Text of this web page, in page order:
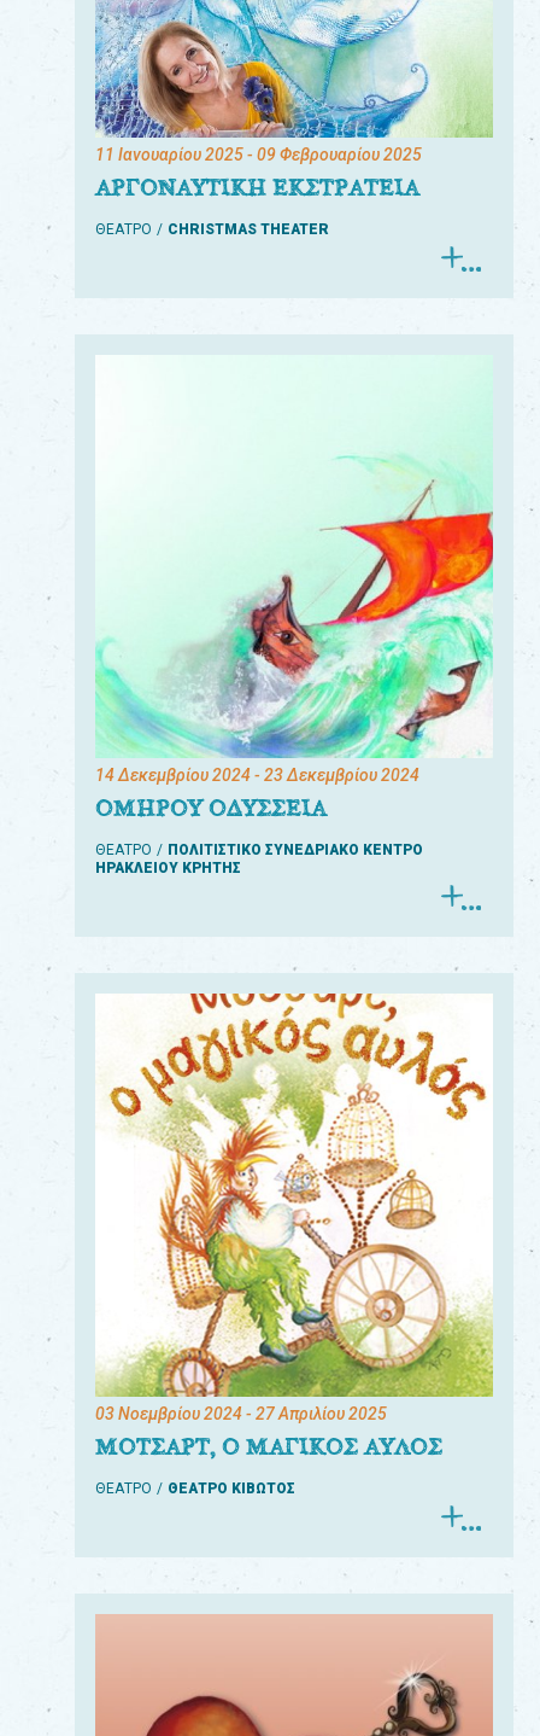
11 Ιανουαρίου 2025- 09 Φεβρουαρίου 2025
ΑΡΓΟΝΑΥΤΙΚΗ ΕΚΣΤΡΑΤΕΙΑ
ΘΕΑΤΡΟ CHRISTMAS THEATER
14 Δεκεμβρίου 2024- 23 Δεκεμβρίου 2024
ΟΜΗΡΟΥ ΟΔΥΣΣΕΙΑ
ΘΕΑΤΡΟ
ΠΟΛΙΤΙΣΤΙΚΟ ΣΥΝΕΔΡΙΑΚΟ ΚΕΝΤΡΟ
ΗΡΑΚΛΕΙΟΥ ΚΡΗΤΗΣ
03 Νοεμβρίου 2024- 27 Απριλίου 2025
ΜΟΤΣΑΡΤ, Ο ΜΑΓΙΚΟΣ ΑΥΛΟΣ
ΘΕΑΤΡΟ ΘΕΑΤΡΟ ΚΙΒΩΤΟΣ